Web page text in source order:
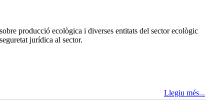
producció ecològica i diverses entitats del sector ecològic
jurídica al sector.
Llegiu més...